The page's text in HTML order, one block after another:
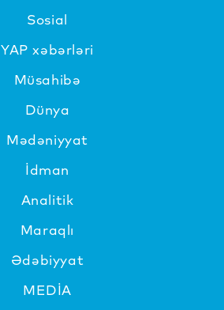
Sosial
YAP xəbərləri
Müsahibə
Dünya
Mədəniyyat
İdman
Analitik
Maraqlı
Ədəbiyyat
MEDİA